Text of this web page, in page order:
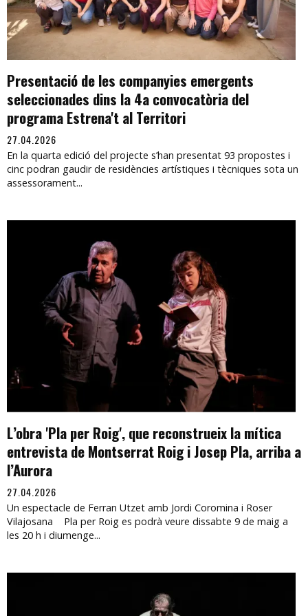
Presentació de les companyies emergents
seleccionades dins la 4a convocatòria del
programa Estrena't al Territori
27.04.2026
En la quarta edició del projecte s’han presentat 93 propostes i
cinc podran gaudir de residències artístiques i tècniques sota un
assessorament...
L’obra 'Pla per Roig', que reconstrueix la mítica
entrevista de Montserrat Roig i Josep Pla, arriba a
l’Aurora
27.04.2026
Un espectacle de Ferran Utzet amb Jordi Coromina i Roser
Vilajosana Pla per Roig es podrà veure dissabte 9 de maig a
les 20 h i diumenge...